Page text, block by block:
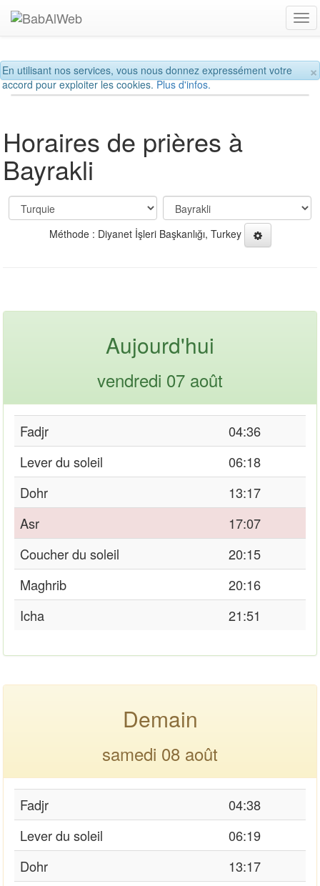
×
En utilisant nos services, vous nous donnez expressément votre
accord pour exploiter les cookies.Plus d'infos.
Horaires de prières à
Bayrakli
Méthode : Diyanet İşleri Başkanlığı, Turkey
Aujourd'hui
vendredi 07 août
Fadjr
04:36
Lever du soleil
06:18
Dohr
13:17
Asr
17:07
Coucher du soleil
20:15
Maghrib
20:16
Icha
21:51
Demain
samedi 08 août
Fadjr
04:38
Lever du soleil
06:19
Dohr
13:17